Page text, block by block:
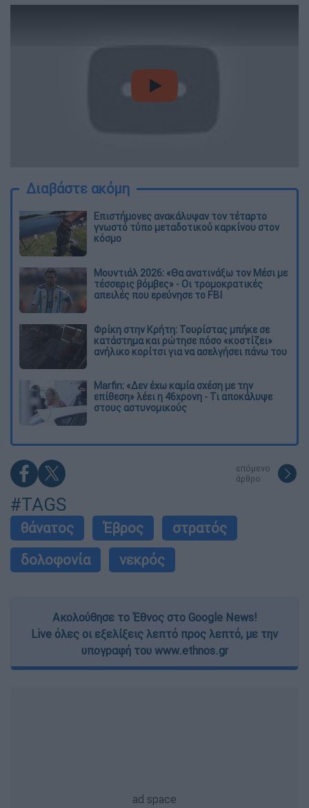
video
Διαβάστε ακόμη
Επιστήμονες ανακάλυψαν τον τέταρτο
γνωστό τύπο μεταδοτικού καρκίνου στον
κόσμο
Μουντιάλ 2026: «Θα ανατινάξω τον Μέσι με
τέσσερις βόμβες» - Οι τρομοκρατικές
απειλές που ερεύνησε το FBI
Φρίκη στην Κρήτη: Τουρίστας μπήκε σε
κατάστημα και ρώτησε πόσο «κοστίζει»
ανήλικο κορίτσι για να ασελγήσει πάνω του
Marfin: «Δεν έχω καμία σχέση με την
επίθεση» λέει η 46χρονη - Τι αποκάλυψε
στους αστυνομικούς
επόμενο
άρθρο
#TAGS
θάνατος Έβρος
στρατός
δολοφονία
νεκρός
Ακολούθησε το Έθνος στο Google News!
Live όλες οι εξελίξεις λεπτό προς λεπτό, με την
υπογραφή του www.ethnos.gr